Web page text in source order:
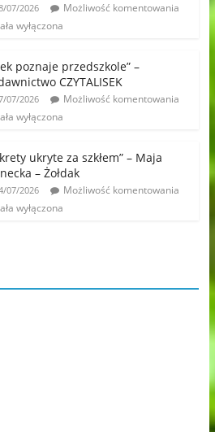
07/2026
Możliwość komentowania
wyłączona
poznaje przedszkole” –
CZYTALISEK
07/2026
Możliwość komentowania
wyłączona
ukryte za szkłem” – Maja
– Żołdak
07/2026
Możliwość komentowania
wyłączona